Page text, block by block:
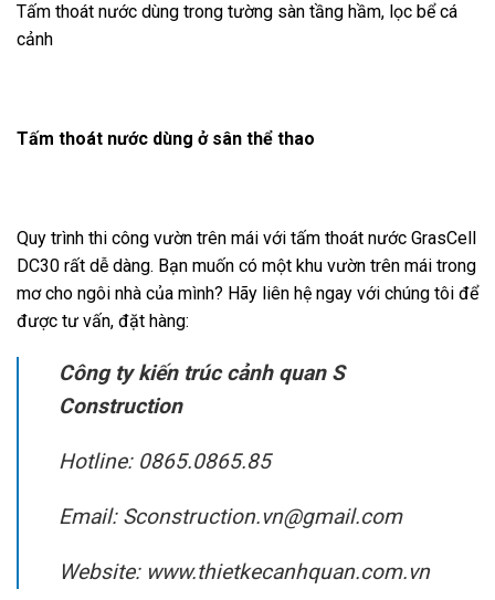
Tấm thoát nước dùng trong tường sàn tầng hầm, lọc bể cá
cảnh
Tấm thoát nước dùng ở sân thể thao
Quy trình thi công vườn trên mái với tấm thoát nước GrasCell
DC30 rất dễ dàng. Bạn muốn có một khu vườn trên mái trong
mơ cho ngôi nhà của mình? Hãy liên hệ ngay với chúng tôi để
được tư vấn, đặt hàng:
Công ty kiến trúc cảnh quan S
Construction
Hotline: 0865.0865.85
Email: Sconstruction.vn@gmail.com
Website: www.thietkecanhquan.com.vn